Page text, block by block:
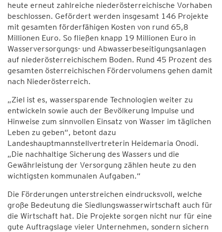
heute erneut zahlreiche niederösterreichische Vorhaben
beschlossen. Gefördert werden insgesamt 146 Projekte
mit gesamten förderfähigen Kosten von rund 65,8
Millionen Euro. So fließen knapp 19 Millionen Euro in
Wasserversorgungs- und Abwasserbeseitigungsanlagen
auf niederösterreichischem Boden. Rund 45 Prozent des
gesamten österreichischen Fördervolumens gehen damit
nach Niederösterreich.
„Ziel ist es, wassersparende Technologien weiter zu
entwickeln sowie auch der Bevölkerung Impulse und
Hinweise zum sinnvollen Einsatz von Wasser im täglichen
Leben zu geben“, betont dazu
Landeshauptmannstellvertreterin Heidemaria Onodi.
„Die nachhaltige Sicherung des Wassers und die
Gewährleistung der Versorgung zählen heute zu den
wichtigsten kommunalen Aufgaben.“
Die Förderungen unterstreichen eindrucksvoll, welche
große Bedeutung die Siedlungswasserwirtschaft auch für
die Wirtschaft hat. Die Projekte sorgen nicht nur für eine
gute Auftragslage vieler Unternehmen, sondern sichern